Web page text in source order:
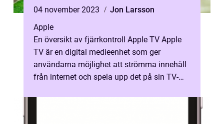
04 november 2023
Jon Larsson
Apple
En översikt av fjärrkontroll Apple TV Apple
TV är en digital medieenhet som ger
användarna möjlighet att strömma innehåll
från internet och spela upp det på sin TV-